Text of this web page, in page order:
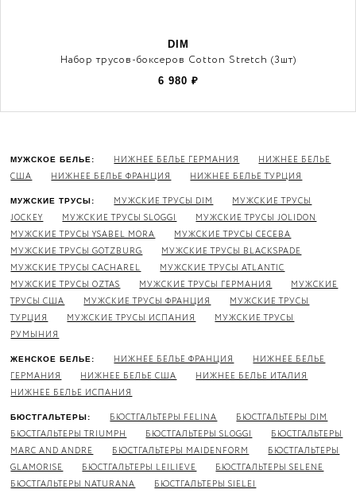
DIM
Набор трусов-боксеров Cotton Stretch (3шт)
6 980 ₽
МУЖСКОЕ БЕЛЬЕ: НИЖНЕЕ БЕЛЬЕ ГЕРМАНИЯ
НИЖНЕЕ БЕЛЬЕ
США
НИЖНЕЕ БЕЛЬЕ ФРАНЦИЯ НИЖНЕЕ БЕЛЬЕ ТУРЦИЯ
МУЖСКИЕ ТРУСЫ: МУЖСКИЕ ТРУСЫ DIM
МУЖСКИЕ ТРУСЫ
JOCKEY
МУЖСКИЕ ТРУСЫ SLOGGI
МУЖСКИЕ ТРУСЫ JOLIDON
МУЖСКИЕ ТРУСЫ YSABEL MORA
МУЖСКИЕ ТРУСЫ CECEBA
МУЖСКИЕ ТРУСЫ GOTZBURG
МУЖСКИЕ ТРУСЫ BLACKSPADE
МУЖСКИЕ ТРУСЫ CACHAREL
МУЖСКИЕ ТРУСЫ ATLANTIC
МУЖСКИЕ ТРУСЫ OZTAS
МУЖСКИЕ ТРУСЫ ГЕРМАНИЯ
МУЖСКИЕ
ТРУСЫ США
МУЖСКИЕ ТРУСЫ ФРАНЦИЯ
МУЖСКИЕ ТРУСЫ
ТУРЦИЯ
МУЖСКИЕ ТРУСЫ ИСПАНИЯ
МУЖСКИЕ ТРУСЫ
РУМЫНИЯ
ЖЕНСКОЕ БЕЛЬЕ: НИЖНЕЕ БЕЛЬЕ ФРАНЦИЯ
НИЖНЕЕ БЕЛЬЕ
ГЕРМАНИЯ
НИЖНЕЕ БЕЛЬЕ США
НИЖНЕЕ БЕЛЬЕ ИТАЛИЯ
НИЖНЕЕ БЕЛЬЕ ИСПАНИЯ
БЮСТГАЛЬТЕРЫ: БЮСТГАЛЬТЕРЫ FELINA
БЮСТГАЛЬТЕРЫ DIM
БЮСТГАЛЬТЕРЫ TRIUMPH
БЮСТГАЛЬТЕРЫ SLOGGI
БЮСТГАЛЬТЕРЫ
MARC AND ANDRE
БЮСТГАЛЬТЕРЫ MAIDENFORM
БЮСТГАЛЬТЕРЫ
GLAMORISE
БЮСТГАЛЬТЕРЫ LEILIEVE
БЮСТГАЛЬТЕРЫ SELENE
БЮСТГАЛЬТЕРЫ NATURANA
БЮСТГАЛЬТЕРЫ SIELEI